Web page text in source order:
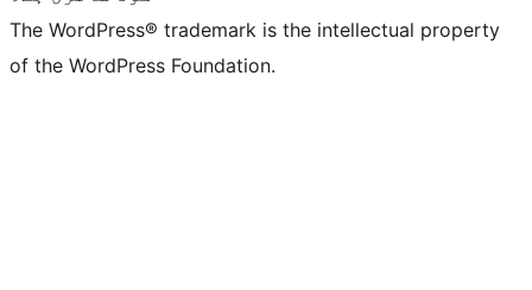
The WordPress® trademark is the intellectual property
of the WordPress Foundation.